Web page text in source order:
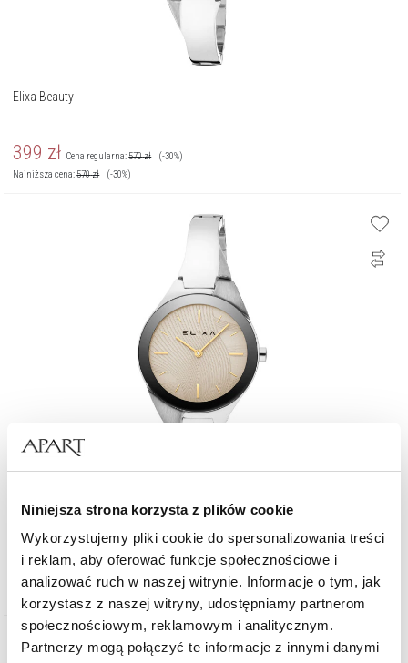
Niniejsza strona korzysta z plików cookie
Wykorzystujemy pliki cookie do spersonalizowania treści
i reklam, aby oferować funkcje społecznościowe i
analizować ruch w naszej witrynie. Informacje o tym, jak
korzystasz z naszej witryny, udostępniamy partnerom
społecznościowym, reklamowym i analitycznym.
Partnerzy mogą połączyć te informacje z innymi danymi
Elixa Beauty
399 zł Cena regularna:570zł
(-30%)
Najniższa cena:570zł (-30%)
620 zł